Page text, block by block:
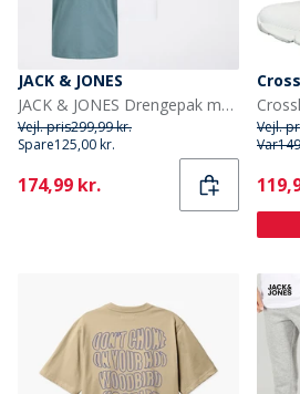
JACK & JONES
JACK & JONES Drengepak med 3 Luke T-shirts Sort
Vejl. pris299,99 kr.
Spare125,00 kr.
Current
174,99 kr.
Vejl.
Var